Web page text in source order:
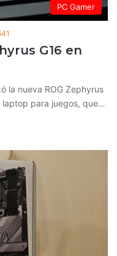
PC Gamer
G16 en
la nueva ROG Zephyrus
laptop para juegos, que…